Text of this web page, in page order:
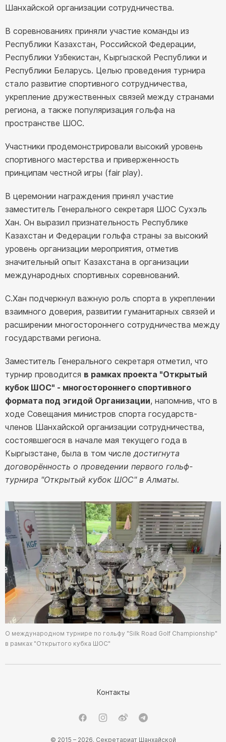
Шанхайской организации сотрудничества.
В соревнованиях приняли участие команды из
Республики Казахстан, Российской Федерации,
Республики Узбекистан, Кыргызской Республики и
Республики Беларусь. Целью проведения турнира
стало развитие спортивного сотрудничества,
укрепление дружественных связей между странами
региона, а также популяризация гольфа на
пространстве ШОС.
Участники продемонстрировали высокий уровень
спортивного мастерства и приверженность
принципам честной игры (fair play).
В церемонии награждения принял участие
заместитель Генерального секретаря ШОС Сухэль
Хан. Он выразил признательность Республике
Казахстан и Федерации гольфа страны за высокий
уровень организации мероприятия, отметив
значительный опыт Казахстана в организации
международных спортивных соревнований.
С.Хан подчеркнул важную роль спорта в укреплении
взаимного доверия, развитии гуманитарных связей и
расширении многостороннего сотрудничества между
государствами региона.
Заместитель Генерального секретаря отметил, что
турнир проводится в рамках проекта "Открытый
кубок ШОС" - многостороннего спортивного
формата под эгидой Организации, напомнив, что в
ходе Совещания министров спорта государств-
членов Шанхайской организации сотрудничества,
состоявшегося в начале мая текущего года в
Кыргызстане, была в том числе достигнута
договорённость о проведении первого гольф-
турнира "Открытый кубок ШОС" в Алматы.
О международном турнире по гольфу "Silk Road Golf Championship"
в рамках "Открытого кубка ШОС"
Контакты
© 2015 – 2026. Секретариат Шанхайской